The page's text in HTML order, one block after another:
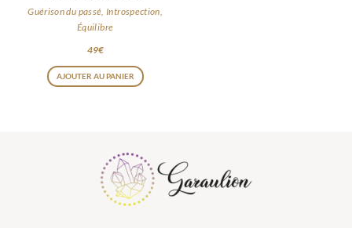
Guérison du passé, Introspection,
Équilibre
49€
AJOUTER AU PANIER